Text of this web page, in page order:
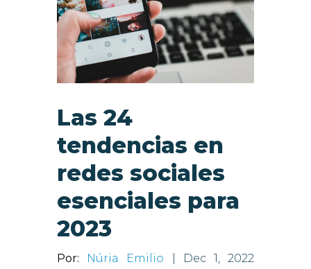
Las 24
tendencias en
redes sociales
esenciales para
2023
Por: Núria Emilio | Dec 1, 2022